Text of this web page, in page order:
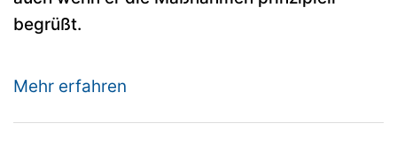
begrüßt.
Mehr erfahren